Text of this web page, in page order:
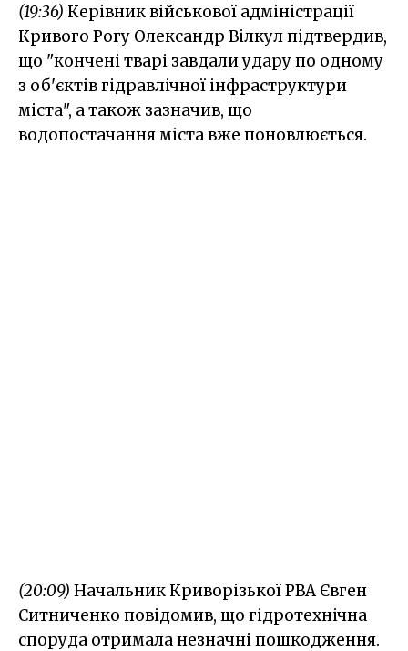
(19:36) Керівник військової адміністрації
Кривого Рогу Олександр Вілкул підтвердив,
що "кончені тварі завдали удару по одному
з об'єктів гідравлічної інфраструктури
міста", а також зазначив, що
водопостачання міста вже поновлюється.
(20:09) Начальник Криворізької РВА Євген
Ситниченко повідомив, що гідротехнічна
споруда отримала незначні пошкодження.